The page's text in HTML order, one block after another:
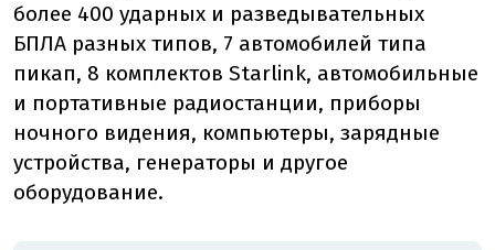
более 400 ударных и разведывательных
БПЛА разных типов, 7 автомобилей типа
пикап, 8 комплектов Starlink, автомобильные
и портативные радиостанции, приборы
ночного видения, компьютеры, зарядные
устройства, генераторы и другое
оборудование.